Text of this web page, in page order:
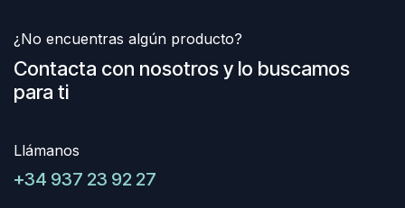
¿No encuentras algún producto?
Contacta con nosotros y lo buscamos
para ti
Llámanos
+34 937 23 92 27